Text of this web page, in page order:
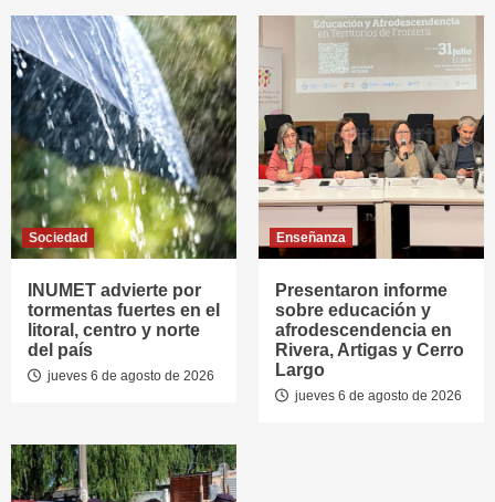
Sociedad
INUMET advierte por
tormentas fuertes en el
litoral, centro y norte
del país
jueves 6 de agosto de 2026
Enseñanza
Presentaron informe
sobre educación y
afrodescendencia en
Rivera, Artigas y Cerro
Largo
jueves 6 de agosto de 2026